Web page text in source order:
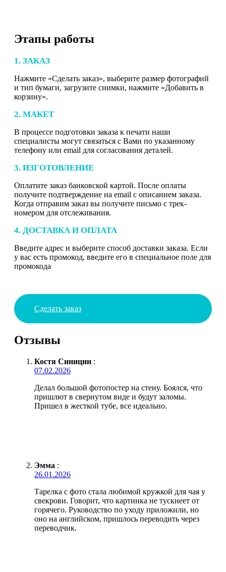
Этапы работы
1. ЗАКАЗ
Нажмите «Сделать заказ», выберите размер фотографий
и тип бумаги, загрузите снимки, нажмите «Добавить в
корзину».
2. МАКЕТ
В процессе подготовки заказа к печати наши
специалисты могут связаться с Вами по указанному
телефону или email для согласования деталей.
3. ИЗГОТОВЛЕНИЕ
Оплатите заказ банковской картой. После оплаты
получите подтверждение на email с описанием заказа.
Когда отправим заказ вы получите письмо с трек-
номером для отслеживания.
4. ДОСТАВКА И ОПЛАТА
Введите адрес и выберите способ доставки заказа. Если
у вас есть промокод, введите его в специальное поле для
промокода
Сделать заказ
Отзывы
Костя Синицин :
07.02.2026
Делал большой фотопостер на стену. Боялся, что
пришлют в свернутом виде и будут заломы.
Пришел в жесткой тубе, все идеально.
Эмма :
26.01.2026
Тарелка с фото стала любимой кружкой для чая у
свекрови. Говорит, что картинка не тускнеет от
горячего. Руководство по уходу приложили, но
оно на английском, пришлось переводить через
переводчик.